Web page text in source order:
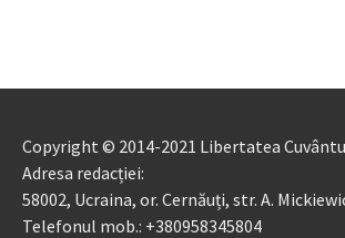
Copyright © 2014-2021 Libertatea
Adresa redacției:
58002, Ucraina, or. Cernăuți, str. A.
Telefonul mob.: +380958345804